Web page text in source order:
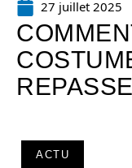
27 juillet 2025
ACTU